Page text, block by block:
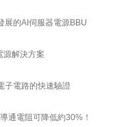
展的AI伺服器電源BBU
源解決方案
子電路的快速驗證
通電阻可降低約30%！